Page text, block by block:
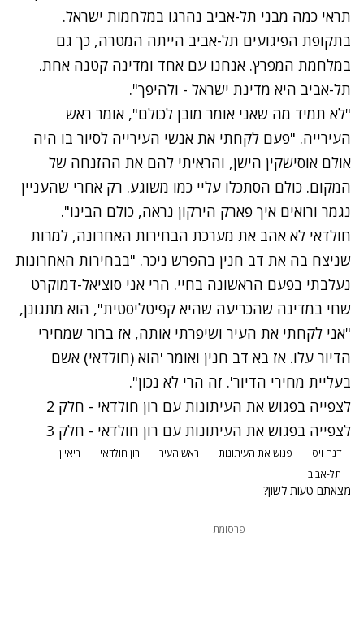
תראי כמה מבני תל-אביב נהרגו במלחמות ישראל.
בתקופת הפיגועים תל-אביב הייתה המטרה, כך גם
במלחמת המפרץ. אנחנו עם אחד ומדינה קטנה אחת.
תל-אביב היא מדינת ישראל - ולהיפך".
"לא תמיד מה שאני אומר מובן לכולם", אומר ראש
העירייה. "פעם לקחתי את אנשי העירייה לסיור בו היה
אולם אוסישקין הישן, והראיתי להם את ההזנחה של
המקום. כולם הסתכלו עליי כמו משוגע. רק אחרי שהעניין
נגמר ורואים איך פארק הירקון נראה, כולם הבינו".
חולדאי לא אהב את מערכת הבחירות האחרונה, למרות
שניצח בה את דב חנין בהפרש ניכר. "בבחירות האחרונות
נעלבתי בפעם הראשונה בחיי. הרי אני סוציאל-דמוקרט
שחי במדינה שהכריעה שהיא קפיטליסטית", הוא מתגונן,
"אני לקחתי את העיר ושיפרתי אותה, אז ברור שמחירי
הדיור עלו. אז בא דב חנין ואומר 'הוא (חולדאי) אשם
בעליית מחירי הדיור'. זה הרי לא נכון".
לצפייה בפגוש את העיתונות עם רון חולדאי - חלק 2
לצפייה בפגוש את העיתונות עם רון חולדאי - חלק 3
דנה ויס פגוש את העיתונות ראש העיר רון חולדאי
ריאיון
תל-אביב
מצאתם טעות לשון?
פרסומת